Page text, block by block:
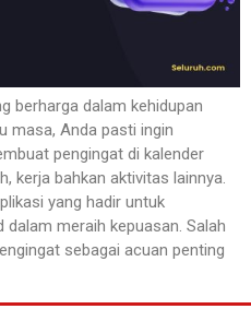
berharga dalam kehidupan
masa, Anda pasti ingin
pengingat di kalender
kerja bahkan aktivitas lainnya.
yang hadir untuk
meraih kepuasan. Salah
sebagai acuan penting